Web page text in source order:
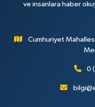
ve insanlara haber
Cumhuriyet
0